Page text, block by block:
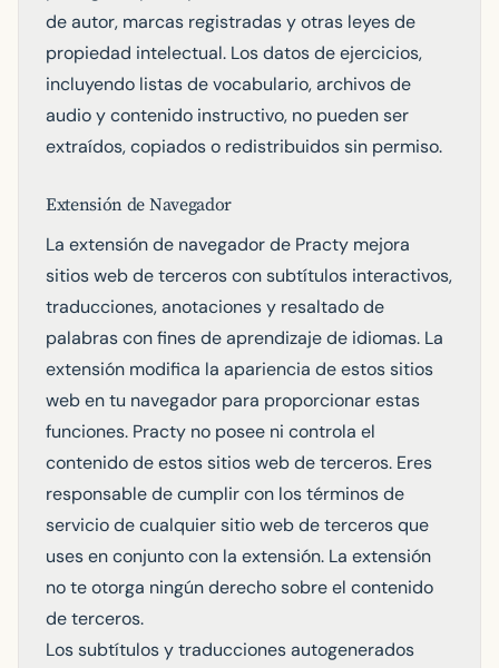
de autor, marcas registradas y otras leyes de
propiedad intelectual. Los datos de ejercicios,
incluyendo listas de vocabulario, archivos de
audio y contenido instructivo, no pueden ser
extraídos, copiados o redistribuidos sin permiso.
Extensión de Navegador
La extensión de navegador de Practy mejora
sitios web de terceros con subtítulos interactivos,
traducciones, anotaciones y resaltado de
palabras con fines de aprendizaje de idiomas. La
extensión modifica la apariencia de estos sitios
web en tu navegador para proporcionar estas
funciones. Practy no posee ni controla el
contenido de estos sitios web de terceros. Eres
responsable de cumplir con los términos de
servicio de cualquier sitio web de terceros que
uses en conjunto con la extensión. La extensión
no te otorga ningún derecho sobre el contenido
de terceros.
Los subtítulos y traducciones autogenerados